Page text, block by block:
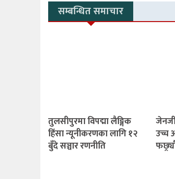
सम्बन्धित समाचार
तुलसीपुरमा विपद्मा लैङ्गिक
हिंसा न्यूनीकरणका लागि १२
बुँदे सञ्चार रणनीति
उच्च